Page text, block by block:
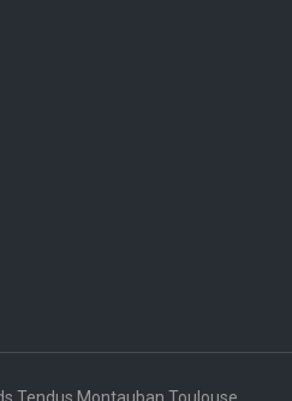
Tendus Montauban Toulouse